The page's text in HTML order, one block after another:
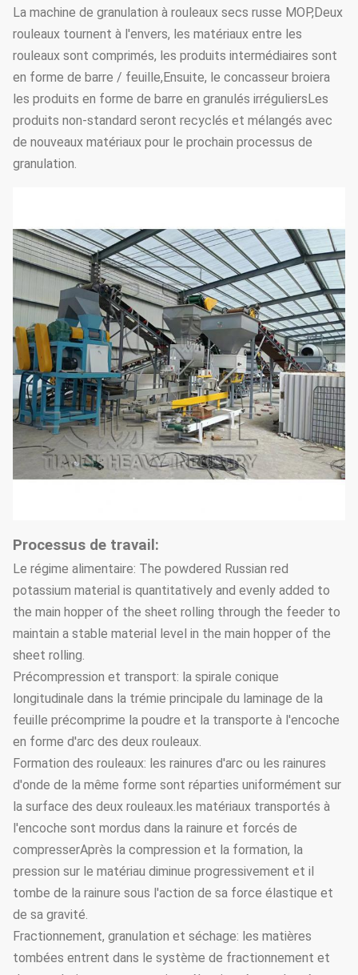
La machine de granulation à rouleaux secs russe MOP,Deux
rouleaux tournent à l'envers, les matériaux entre les
rouleaux sont comprimés, les produits intermédiaires sont
en forme de barre / feuille,Ensuite, le concasseur broiera
les produits en forme de barre en granulés irréguliersLes
produits non-standard seront recyclés et mélangés avec
de nouveaux matériaux pour le prochain processus de
granulation.
Processus de travail:
Le régime alimentaire: The powdered Russian red
potassium material is quantitatively and evenly added to
the main hopper of the sheet rolling through the feeder to
maintain a stable material level in the main hopper of the
sheet rolling.
Précompression et transport: la spirale conique
longitudinale dans la trémie principale du laminage de la
feuille précomprime la poudre et la transporte à l'encoche
en forme d'arc des deux rouleaux.
Formation des rouleaux: les rainures d'arc ou les rainures
d'onde de la même forme sont réparties uniformément sur
la surface des deux rouleaux.les matériaux transportés à
l'encoche sont mordus dans la rainure et forcés de
compresserAprès la compression et la formation, la
pression sur le matériau diminue progressivement et il
tombe de la rainure sous l'action de sa force élastique et
de sa gravité.
Fractionnement, granulation et séchage: les matières
tombées entrent dans le système de fractionnement et